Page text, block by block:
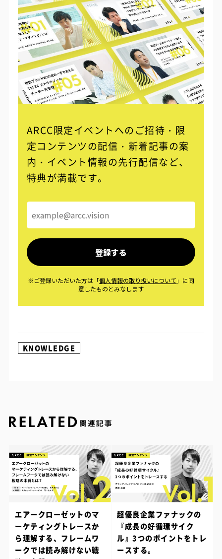
ARCC限定イベントへのご招待・限
定コンテンツの配信・ 新着記事の案
内・イベント情報の先行配信など、
特典が満載です。
KNOWLEDGE
エアークローゼットのマ
ーケティングトレースか
ら理解する、フレームワ
ークでは読み解けない戦
超優良企業ファナックの
『成長の好循環サイク
ル』3つのポイントをトレ
ースする。